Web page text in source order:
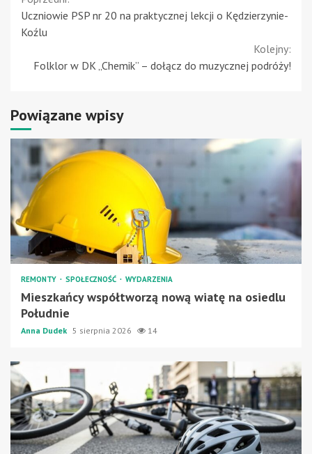
Reading
Uczniowie PSP nr 20 na praktycznej lekcji o Kędzierzynie-
Koźlu
Kolejny:
Folklor w DK „Chemik” – dołącz do muzycznej podróży!
Powiązane wpisy
REMONTY SPOŁECZNOŚĆ WYDARZENIA
Mieszkańcy współtworzą nową wiatę na osiedlu
Południe
Anna Dudek 5 sierpnia 2026 14